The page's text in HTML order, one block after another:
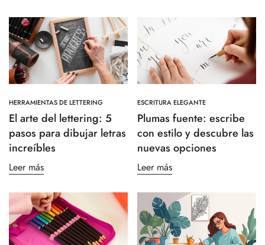
HERRAMIENTAS DE LETTERING
El arte del lettering: 5
pasos para dibujar letras
increíbles
Leer más
ESCRITURA ELEGANTE
Plumas fuente: escribe
con estilo y descubre las
nuevas opciones
Leer más